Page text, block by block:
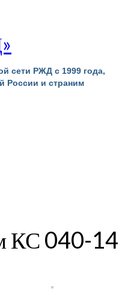
сети РЖД с 1999 года,
России и страним
КС 040-14